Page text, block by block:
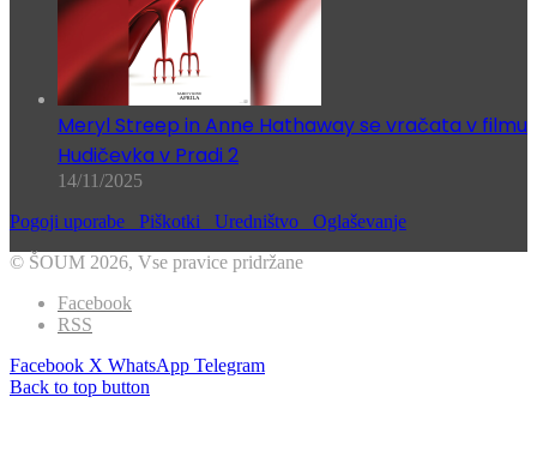
Meryl Streep in Anne Hathaway se vračata v filmu
Hudičevka v Pradi 2
14/11/2025
Pogoji uporabe Piškotki Uredništvo Oglaševanje
© ŠOUM 2026, Vse pravice pridržane
Facebook
RSS
Facebook X WhatsApp Telegram
Back to top button